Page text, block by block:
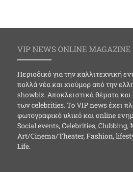
VIP NEWS ONLINE MAGAZINE
Περιοδικό για την καλλιτεχνική
πολλά νέα και χιούμορ από την
showbiz. Αποκλειστικά θέματα
των celebrities. Το VIP news έχει
φωτογραφικό υλικό και online
Social events, Celebrities, Clubbing,
Art/Cinema/Theater, Fashion,
Life.